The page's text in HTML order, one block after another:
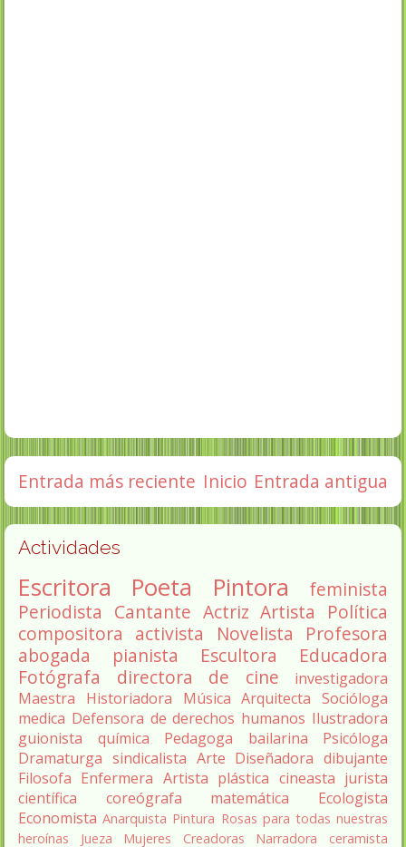
Entrada más reciente Entrada antigua
Inicio
Actividades
Escritora Poeta Pintora
feminista
Periodista Cantante Actriz Artista
Política
compositora activista Novelista
Profesora
abogada
pianista Escultora
Educadora
Fotógrafa
directora de cine
investigadora
Maestra
Historiadora Música Arquitecta Socióloga
medica Defensora de derechos humanos Ilustradora
guionista
química Pedagoga bailarina
Psicóloga
Dramaturga sindicalista Arte Diseñadora dibujante
Filosofa Enfermera Artista plástica cineasta jurista
científica
coreógrafa matemática
Ecologista
Economista Anarquista Pintura Rosas para todas nuestras
heroínas
Jueza Mujeres Creadoras Narradora
ceramista